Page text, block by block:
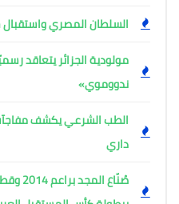
السلطان المصري
مولودية الجزائر يتعاقد
ندووموي»
الطب الشرعي يكشف
داري
صُنّاع